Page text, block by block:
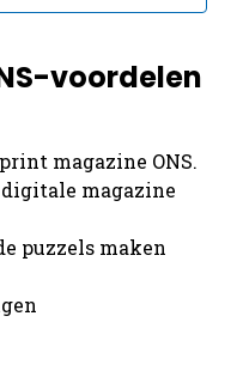
voordelen
magazine ONS.
magazine
puzzels maken